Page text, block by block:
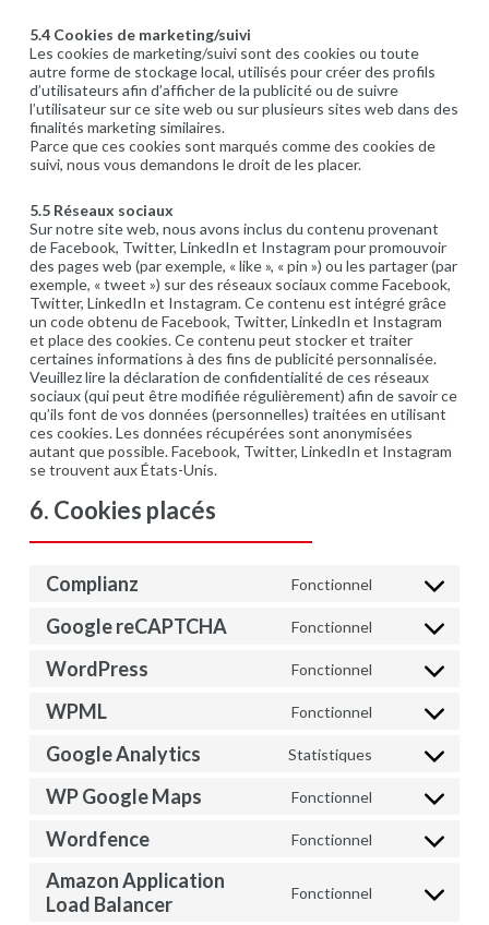
5.4 Cookies de marketing/suivi
Les cookies de marketing/suivi sont des cookies ou toute
autre forme de stockage local, utilisés pour créer des profils
d’utilisateurs afin d’afficher de la publicité ou de suivre
l’utilisateur sur ce site web ou sur plusieurs sites web dans des
finalités marketing similaires.
Parce que ces cookies sont marqués comme des cookies de
suivi, nous vous demandons le droit de les placer.
5.5 Réseaux sociaux
Sur notre site web, nous avons inclus du contenu provenant
de Facebook, Twitter, LinkedIn et Instagram pour promouvoir
des pages web (par exemple, « like », « pin ») ou les partager (par
exemple, « tweet ») sur des réseaux sociaux comme Facebook,
Twitter, LinkedIn et Instagram. Ce contenu est intégré grâce
un code obtenu de Facebook, Twitter, LinkedIn et Instagram
et place des cookies. Ce contenu peut stocker et traiter
certaines informations à des fins de publicité personnalisée.
Veuillez lire la déclaration de confidentialité de ces réseaux
sociaux (qui peut être modifiée régulièrement) afin de savoir ce
qu’ils font de vos données (personnelles) traitées en utilisant
ces cookies. Les données récupérées sont anonymisées
autant que possible. Facebook, Twitter, LinkedIn et Instagram
se trouvent aux États-Unis.
6. Cookies placés
Complianz Fonctionnel
Consent
service
Google reCAPTCHA Fonctionnel
Consent
service
recaptcha
WordPress Fonctionnel
Consent
service
WPML Fonctionnel
Consent
service
Google Analytics Statistiques
Consent
service
analytics
WP Google Maps Fonctionnel
Consent
service
Wordfence Fonctionnel
Consent
wordfence
Amazon Application
Load Balancer
Fonctionnel
Consent